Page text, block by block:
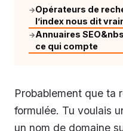
→Opérateurs de
l’index nous dit
→Annuaires
ce qui compte
Probablement que ta
formulée. Tu voulais
un nom de domaine